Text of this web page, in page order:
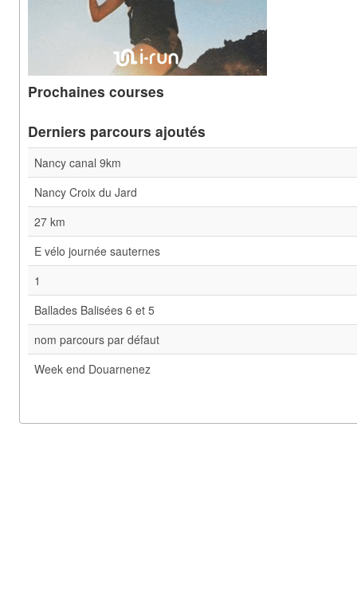
Prochaines courses
Derniers parcours ajoutés
Nancy canal 9km
Nancy Croix du Jard
27 km
E vélo journée sauternes
1
Ballades Balisées 6 et 5
nom parcours par défaut
Week end Douarnenez